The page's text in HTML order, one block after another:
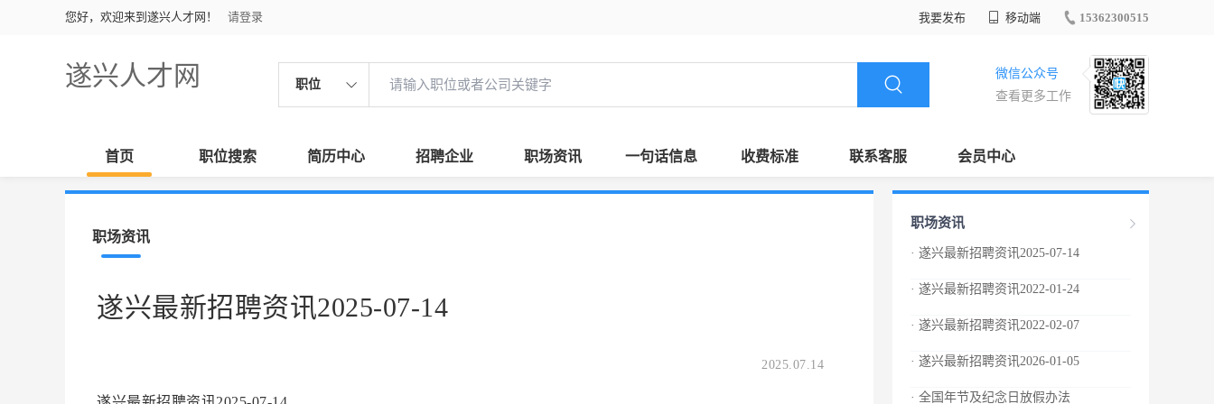
您好，欢迎来到遂兴人才网！ 请登录 我要发布 移动端 15362300515
遂兴人才网 职位
微信公众号
查看更多工作
首页 职位搜索 简历中心 招聘企业 职场资讯 一句话信息 收费标准 联系客服 会员中心
职场资讯
遂兴最新招聘资讯2025-07-14
2025.07.14
职场资讯
· 遂兴最新招聘资讯2025-07-14
· 遂兴最新招聘资讯2022-01-24
· 遂兴最新招聘资讯2022-02-07
· 遂兴最新招聘资讯2026-01-05
· 全国年节及纪念日放假办法